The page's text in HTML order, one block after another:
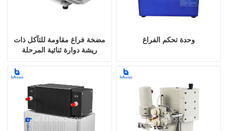
مضخة فراغ مقاومة للتآكل ذات
ريشة دوارة ثنائية المرحلة
وحدة تحكم الفراغ